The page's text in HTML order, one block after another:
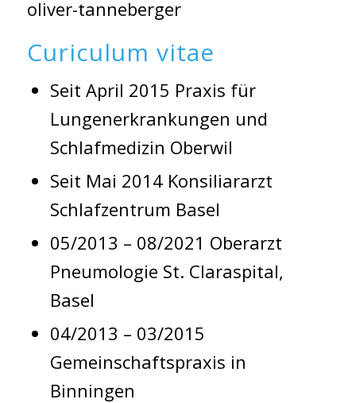
Curiculum vitae
Seit April 2015 Praxis für
Lungenerkrankungen und
Schlafmedizin Oberwil
Seit Mai 2014 Konsiliararzt
Schlafzentrum Basel
05/2013 – 08/2021 Oberarzt
Pneumologie St. Claraspital,
Basel
04/2013 – 03/2015
Gemeinschaftspraxis in
Binningen